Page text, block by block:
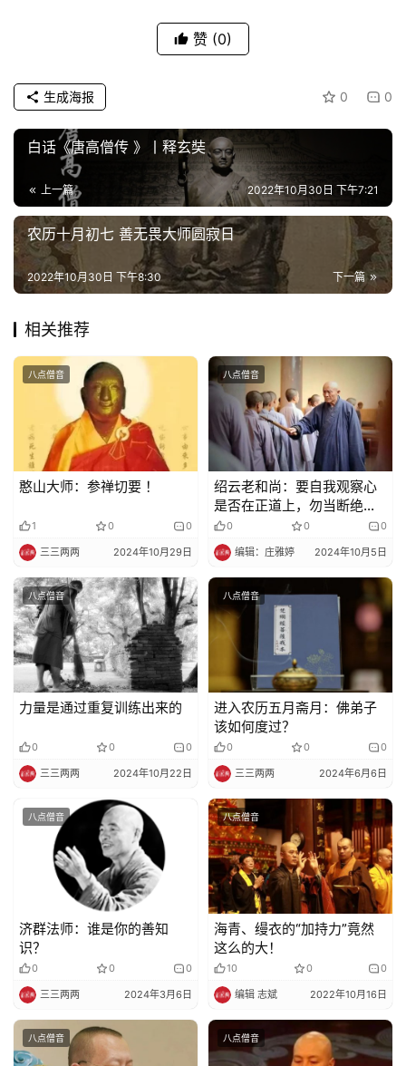
寺
院
礼
视
频
纪
教
政
策
规
免
责
声
明
注册
赞 (0)
0 0
生成海报
白话《唐高僧传 》丨释玄奘
上一篇 2022年10月30日 下午7:21
农历十月初七 善无畏大师圆寂日
下一篇
2022年10月30日 下午8:30
相关推荐
八点僧音
憨山大师：参禅切要 ！
1 0 0
三三两两 2024年10月29日
八点僧音
绍云老和尚：要自我观察心
是否在正道上，勿当断绝佛
法的人。
0 0 0
编辑：庄雅婷 2024年10月5日
八点僧音
力量是通过重复训练出来的
0 0 0
三三两两 2024年10月22日
八点僧音
进入农历五月斋月：佛弟子
该如何度过？
0 0 0
三三两两 2024年6月6日
八点僧音
济群法师：谁是你的善知
识？
0 0 0
三三两两 2024年3月6日
八点僧音
海青、缦衣的“加持力”竟然
这么的大！
10 0 0
编辑 志斌 2022年10月16日
八点僧音 八点僧音